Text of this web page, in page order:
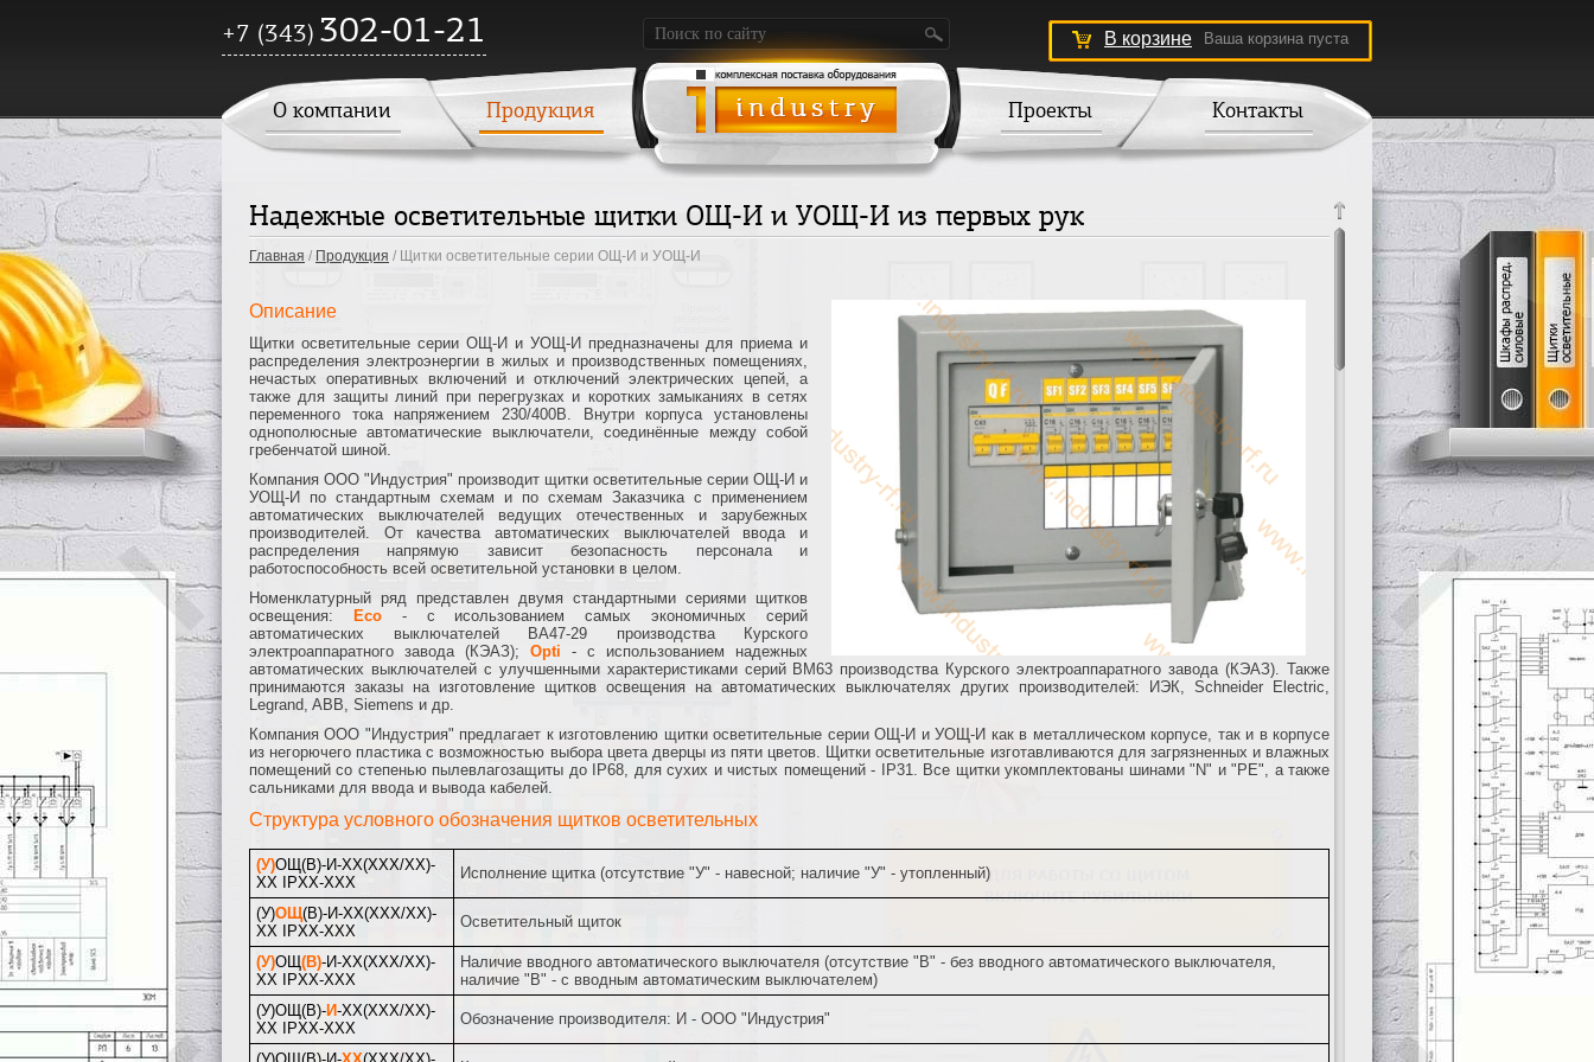
+7 (343) 302-01-21 В корзине Ваша корзина пуста
О компании Контакты
Продукция Проекты
Надежные осветительные щитки ОЩ-И и УОЩ-И из первых рук
Главная / Продукция / Щитки осветительные серии ОЩ-И и УОЩ-И
Описание
Щитки осветительные серии ОЩ-И и УОЩ-И предназначены для приема и
распределения электроэнергии в жилых и производственных помещениях,
нечастых оперативных включений и отключений электрических цепей, а
также для защиты линий при перегрузках и коротких замыканиях в сетях
переменного тока напряжением 230/400В. Внутри корпуса установлены
однополюсные автоматические выключатели, соединённые между собой
гребенчатой шиной.
Компания ООО "Индустрия" производит щитки осветительные серии ОЩ-И и
УОЩ-И по стандартным схемам и по схемам Заказчика с применением
автоматических выключателей ведущих отечественных и зарубежных
производителей. От качества автоматических выключателей ввода и
распределения напрямую зависит безопасность персонала и
работоспособность всей осветительной установки в целом.
Номенклатурный ряд представлен двумя стандартными сериями щитков
освещения:
Eco- с исользованием самых экономичных серий
автоматических выключателей ВА47-29 производства Курского
электроаппаратного завода (КЭАЗ); Opti - с использованием надежных
автоматических выключателей с улучшенными характеристиками серий ВМ63 производства Курского электроаппаратного завода (КЭАЗ). Также
принимаются заказы на изготовление щитков освещения на автоматических выключателях других производителей: ИЭК, Schneider Electric,
Legrand, ABB, Siemens и др.
Компания ООО "Индустрия" предлагает к изготовлению щитки осветительные серии ОЩ-И и УОЩ-И как в металлическом корпусе, так и в корпусе
из негорючего пластика с возможностью выбора цвета дверцы из пяти цветов. Щитки осветительные изготавливаются для загрязненных и влажных
помещений со степенью пылевлагозащиты до IP68, для сухих и чистых помещений - IP31. Все щитки укомплектованы шинами "N" и "PE", а также
сальниками для ввода и вывода кабелей.
Структура условного обозначения щитков осветительных
(У)ОЩ(В)-И-ХХ(ХХХ/ХХ)-
ХХ IPХХ-ХХХ
Исполнение щитка (отсутствие "У" - навесной; наличие "У" - утопленный)
(У)ОЩ(В)-И-ХХ(ХХХ/ХХ)-
ХХ IPХХ-ХХХ
Осветительный щиток
(У)ОЩ(В)-И-ХХ(ХХХ/ХХ)-
ХХ IPХХ-ХХХ
Наличие вводного автоматического выключателя (отсутствие "В" - без вводного автоматического выключателя,
наличие "В" - с вводным автоматическим выключателем)
(У)ОЩ(В)-И-ХХ(ХХХ/ХХ)-
ХХ IPХХ-ХХХ
Обозначение производителя: И - ООО "Индустрия"